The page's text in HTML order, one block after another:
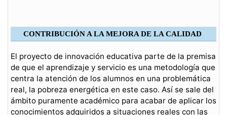
CONTRIBUCIÓN A LA MEJORA DE LA CALIDAD
El proyecto de innovación educativa parte de la premisa
de que el aprendizaje y servicio es una metodología que
centra la atención de los alumnos en una problemática
real, la pobreza energética en este caso. Así se sale del
ámbito puramente académico para acabar de aplicar los
conocimientos adquiridos a situaciones reales con las